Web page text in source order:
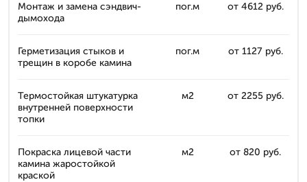
Монтаж и замена сэндвич-
дымохода
пог.м от 4612 руб.
Герметизация стыков и
трещин в коробе камина
пог.м от 1127 руб.
Термостойкая штукатурка
внутренней поверхности
топки
м2 от 2255 руб.
Покраска лицевой части
камина жаростойкой
краской
м2 от 820 руб.